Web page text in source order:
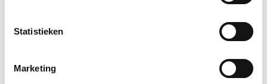
Statistieken
Marketing
Alles over de Samsung Galaxy
Zwart